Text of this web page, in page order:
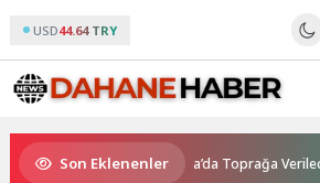
USD44.64 TRY
Son Eklenenler
Kuzey Makedonya’da Toprağa Verilecek